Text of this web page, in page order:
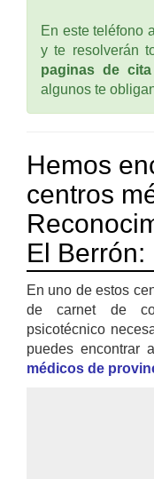
En este teléfono
y te resolverán
paginas de
algunos te
Hemos
centros
El Berrón:
En uno de estos
de carnet de
psicotécnico
puedes encontrar
médicos de